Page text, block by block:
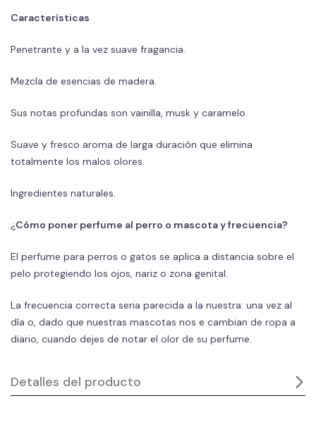
Características
Penetrante y a la vez suave fragancia.
Mezcla de esencias de madera.
Sus notas profundas son vainilla, musk y caramelo.
Suave y fresco aroma de larga duración que elimina
totalmente los malos olores.
Ingredientes naturales.
¿Cómo poner perfume al perro o mascota y frecuencia?
El perfume para perros o gatos se aplica a distancia sobre el
pelo protegiendo los ojos, nariz o zona genital.
La frecuencia correcta seria parecida a la nuestra: una vez al
día o, dado que nuestras mascotas nos e cambian de ropa a
diario, cuando dejes de notar el olor de su perfume.
Detalles del producto